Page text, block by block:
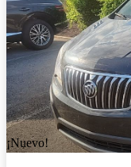
¡Nuevo!